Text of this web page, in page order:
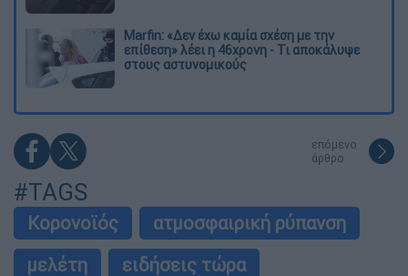
Marfin: «Δεν έχω καμία σχέση με την
επίθεση» λέει η 46χρονη - Τι αποκάλυψε
στους αστυνομικούς
επόμενο
άρθρο
#TAGS
Κορονοϊός
ατμοσφαιρική ρύπανση
μελέτη
ειδήσεις τώρα